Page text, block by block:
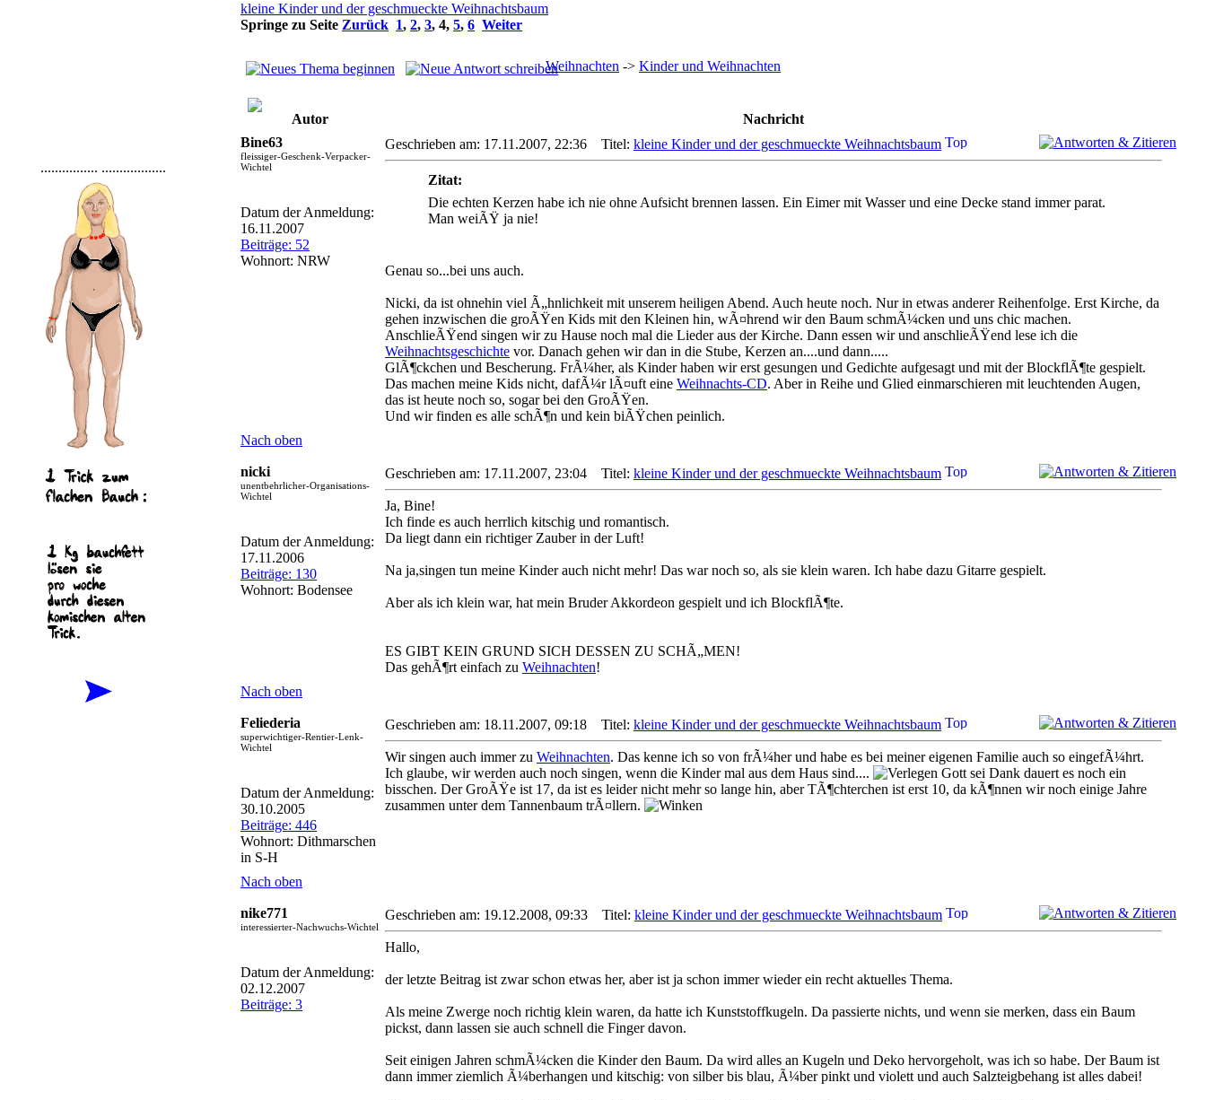
................ ..................
kleine Kinder und der geschmueckte Weihnachtsbaum
Springe zu Seite Zurück 1, 2, 3, 4, 5, 6 Weiter
Weihnachten -> Kinder und Weihnachten
Autor
Nachricht
Bine63
fleissiger-Geschenk-Verpacker-
Wichtel
Datum der Anmeldung:
16.11.2007
Beiträge: 52
Wohnort: NRW
Geschrieben am: 17.11.2007, 22:36 Titel: kleine Kinder und der geschmueckte Weihnachtsbaum
Zitat:
Die echten Kerzen habe ich nie ohne Aufsicht brennen lassen. Ein Eimer mit Wasser und eine Decke stand immer parat.
Man weiÃŸ ja nie!
Genau so...bei uns auch.
Nicki, da ist ohnehin viel Ã„hnlichkeit mit unserem heiligen Abend. Auch heute noch. Nur in etwas anderer Reihenfolge. Erst Kirche, da
gehen inzwischen die groÃŸen Kids mit den Kleinen hin, wÃ¤hrend wir den Baum schmÃ¼cken und uns chic machen.
AnschlieÃŸend singen wir zu Hause noch mal die Lieder aus der Kirche. Dann essen wir und anschlieÃŸend lese ich die
Weihnachtsgeschichte vor. Danach gehen wir dan in die Stube, Kerzen an....und dann.....
GlÃ¶ckchen und Bescherung. FrÃ¼her, als Kinder haben wir erst gesungen und Gedichte aufgesagt und mit der BlockflÃ¶te gespielt.
Das machen meine Kids nicht, dafÃ¼r lÃ¤uft eine Weihnachts-CD. Aber in Reihe und Glied einmarschieren mit leuchtenden Augen,
das ist heute noch so, sogar bei den GroÃŸen.
Und wir finden es alle schÃ¶n und kein biÃŸchen peinlich.
Nach oben
nicki
unentbehrlicher-Organisations-
Wichtel
Datum der Anmeldung:
17.11.2006
Beiträge: 130
Wohnort: Bodensee
Geschrieben am: 17.11.2007, 23:04 Titel: kleine Kinder und der geschmueckte Weihnachtsbaum
Ja, Bine!
Ich finde es auch herrlich kitschig und romantisch.
Da liegt dann ein richtiger Zauber in der Luft!
Na ja,singen tun meine Kinder auch nicht mehr! Das war noch so, als sie klein waren. Ich habe dazu Gitarre gespielt.
Aber als ich klein war, hat mein Bruder Akkordeon gespielt und ich BlockflÃ¶te.
ES GIBT KEIN GRUND SICH DESSEN ZU SCHÃ„MEN!
Das gehÃ¶rt einfach zu Weihnachten!
Nach oben
Feliederia
superwichtiger-Rentier-Lenk-
Wichtel
Datum der Anmeldung:
30.10.2005
Beiträge: 446
Wohnort: Dithmarschen
in S-H
Geschrieben am: 18.11.2007, 09:18 Titel: kleine Kinder und der geschmueckte Weihnachtsbaum
Wir singen auch immer zu Weihnachten. Das kenne ich so von frÃ¼her und habe es bei meiner eigenen Familie auch so eingefÃ¼hrt.
Ich glaube, wir werden auch noch singen, wenn die Kinder mal aus dem Haus sind....
Gott sei Dank dauert es noch ein
bisschen. Der GroÃŸe ist 17, da ist es leider nicht mehr so lange hin, aber TÃ¶chterchen ist erst 10, da kÃ¶nnen wir noch einige Jahre
zusammen unter dem Tannenbaum trÃ¤llern.
Nach oben
nike771
interessierter-Nachwuchs-Wichtel
Datum der Anmeldung:
02.12.2007
Beiträge: 3
Geschrieben am: 19.12.2008, 09:33 Titel: kleine Kinder und der geschmueckte Weihnachtsbaum
Hallo,
der letzte Beitrag ist zwar schon etwas her, aber ist ja schon immer wieder ein recht aktuelles Thema.
Als meine Zwerge noch richtig klein waren, da hatte ich Kunststoffkugeln. Da passierte nichts, und wenn sie merken, dass ein Baum
pickst, dann lassen sie auch schnell die Finger davon.
Seit einigen Jahren schmÃ¼cken die Kinder den Baum. Da wird alles an Kugeln und Deko hervorgeholt, was ich so habe. Der Baum ist
dann immer ziemlich Ã¼berhangen und kitschig: von silber bis blau, Ã¼ber pinkt und violett und auch Salzteigbehang ist alles dabei!